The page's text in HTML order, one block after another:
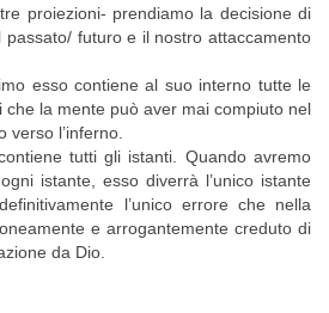
proiezioni- prendiamo la decisione di
passato/ futuro e il nostro attaccamento
esso contiene al suo interno tutte le
la mente può aver mai compiuto nel
verso l’inferno.
tutti gli istanti. Quando avremo
istante, esso diverrà l’unico istante
l’unico errore che nella
e arrogantemente creduto di
da Dio.